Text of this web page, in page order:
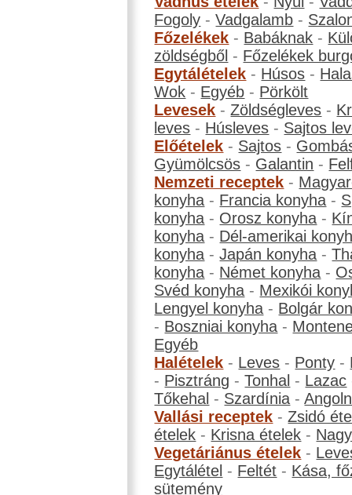
Fogoly -Vadgalamb -
Főzelékek - Babáknak -
zöldségből - Főzelékek
Egytálételek - Húsos -
Wok - Egyéb - Pörkölt
Levesek -Zöldségleves -
leves - Húsleves - Sajtos
Előételek - Sajtos -
Gyümölcsös - Galantin -
Nemzeti receptek -
konyha - Francia konyha -
konyha - Orosz konyha -
konyha - Dél-amerikai
konyha -Japán konyha -
konyha - Német konyha -
Svéd konyha - Mexikói
Lengyel konyha - Bolgár
- Boszniai konyha -
Egyéb
Halételek - Leves - Ponty -
- Pisztráng -Tonhal - Lazac
Tőkehal - Szardínia -
Vallási receptek -Zsidó
ételek - Krisna ételek -
Vegetáriánus ételek -
Egytálétel - Feltét - Kása,
sütemény